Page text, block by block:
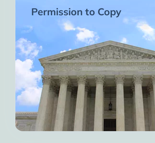
Permission to Copy